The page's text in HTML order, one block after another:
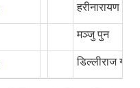
हरीनारायण शर्मा
मञ्जु पुन
डिल्लीराज गौतम